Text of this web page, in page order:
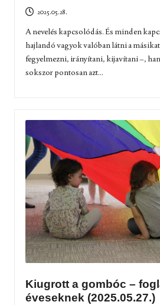
2025.05.28.
A nevelés kapcsolódás. És minden
hajlandó vagyok valóban látni a
fegyelmezni, irányítani, kijavítani –,
sokszor pontosan azt...
Kiugrott a gombóc –
éveseknek (2025.05.27.)